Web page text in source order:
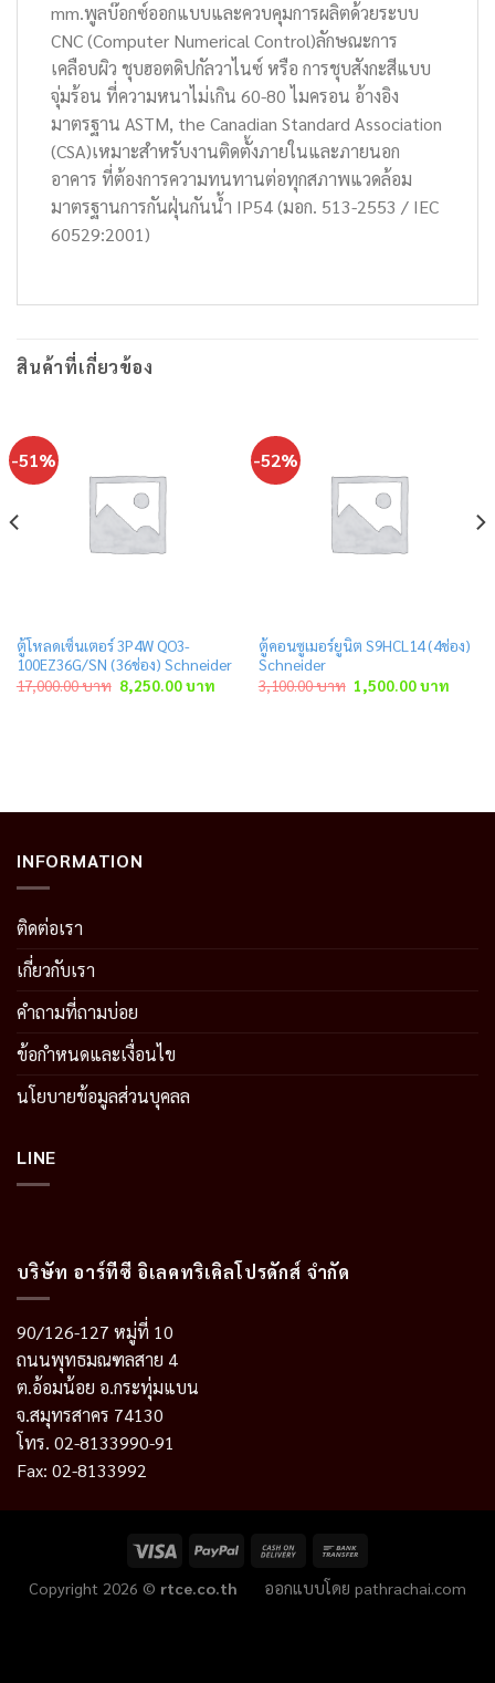
mm.พูลบ๊อกซ์ออกแบบและควบคุมการผลิตด้วยระบบ
CNC (Computer Numerical Control)ลักษณะการ
เคลือบผิว ชุบฮอตดิปกัลวาไนซ์ หรือ การชุบสังกะสีแบบ
จุ่มร้อน ที่ความหนาไม่เกิน 60-80 ไมครอน อ้างอิง
มาตรฐาน ASTM, the Canadian Standard Association
(CSA)เหมาะสำหรับงานติดตั้งภายในและภายนอก
อาคาร ที่ต้องการความทนทานต่อทุกสภาพแวดล้อม
มาตรฐานการกันฝุ่นกันน้ำ IP54 (มอก. 513-2553 / IEC
60529:2001)
สินค้าที่เกี่ยวข้อง
-51%
ตู้โหลดเซ็นเตอร์ 3P4W QO3-
100EZ36G/SN (36ช่อง) Schneider
17,000.00บาท Original
price
8,250.00บาทCurrent
price
-52%
ตู้คอนซูเมอร์ยูนิต S9HCL14 (4ช่อง)
Schneider
3,100.00บาท Original
price
1,500.00บาท
price
INFORMATION
ติดต่อเรา
เกี่ยวกับเรา
คำถามที่ถามบ่อย
ข้อกำหนดและเงื่อนไข
นโยบายข้อมูลส่วนบุคลล
LINE
บริษัท อาร์ทีซี อิเลคทริเคิลโปรดักส์ จำกัด
90/126-127 หมู่ที่ 10
ถนนพุทธมณฑลสาย 4
ต.อ้อมน้อย อ.กระทุ่มแบน
จ.สมุทรสาคร 74130
โทร. 02-8133990-91
Fax: 02-8133992
Copyright 2026 © rtce.co.th ออกแบบโดย pathrachai.com